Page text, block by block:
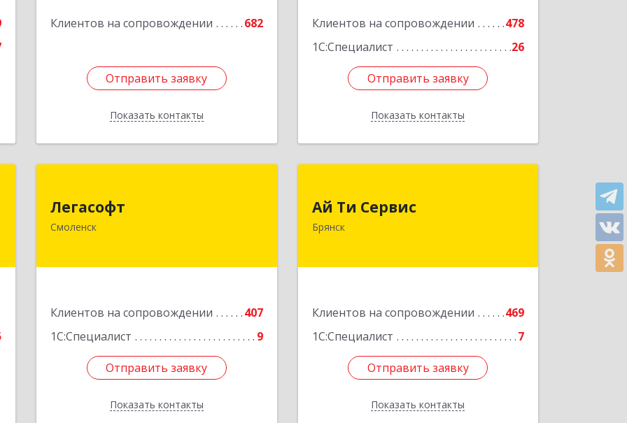
Клиентов на сопровождении 682
Отправить заявку
Показать контакты
Отправить заявку
Назад
Клиентов на сопровождении
478
1С:Специалист
26
Отправить заявку
Показать контакты
Отправить заявку
Назад
Легасофт
Смоленск
Клиентов на сопровождении
407
1С:Специалист
9
Отправить заявку
Показать контакты
214018, Смоленская обл, Смоленск г,
Ново-Рославльская ул, дом № 13
Подробнее
Отправить заявку
Назад
Ай Ти Сервис
Брянск
Клиентов на сопровождении
469
1С:Специалист
7
Отправить заявку
Показать контакты
241035, Брянская обл, Брянск г,
Брянской Пролетарской Дивизии ул,
Отправить заявку
Назад